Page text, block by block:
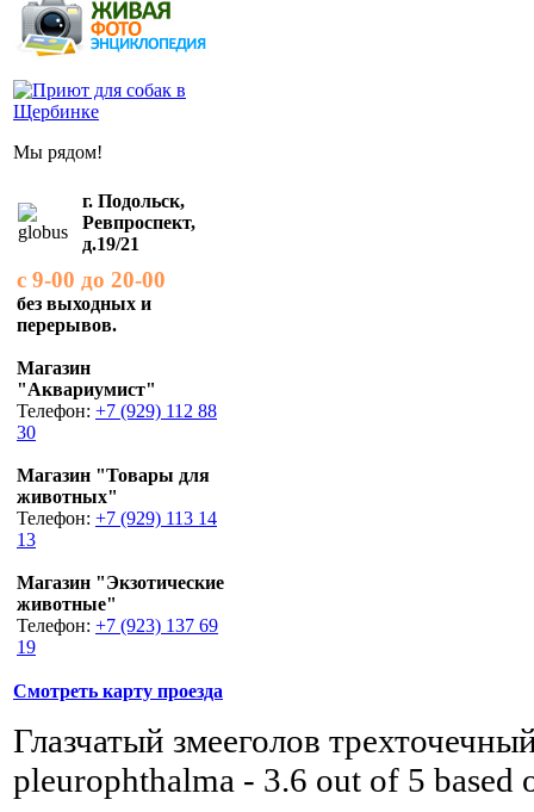
Мы рядом!
г. Подольск,
Ревпроспект,
д.19/21
с 9-00 до 20-00
без выходных и
перерывов.
Магазин
"Аквариумист"
Телефон: +7 (929) 112 88
30
Магазин "Товары для
животных"
Телефон: +7 (929) 113 14
13
Магазин "Экзотические
животные"
Телефон: +7 (923) 137 69
19
Смотреть карту проезда
Глазчатый змееголов
pleurophthalma - 3.6 out of 5 based